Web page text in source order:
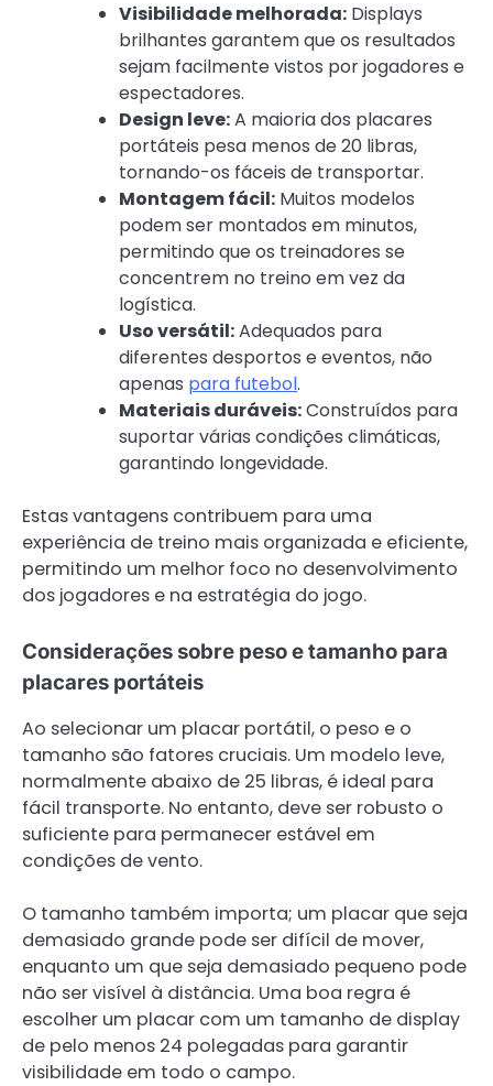
Visibilidade melhorada: Displays
brilhantes garantem que os resultados
sejam facilmente vistos por jogadores e
espectadores.
Design leve:A maioria dos placares
portáteis pesa menos de 20 libras,
tornando-os fáceis de transportar.
Montagem fácil: Muitos modelos
podem ser montados em minutos,
permitindo que os treinadores se
concentrem no treino em vez da
logística.
Uso versátil:Adequados para
diferentes desportos e eventos, não
apenas para futebol.
Materiais duráveis:Construídos para
suportar várias condições climáticas,
garantindo longevidade.
Estas vantagens contribuem para uma
experiência de treino mais organizada e eficiente,
permitindo um melhor foco no desenvolvimento
dos jogadores e na estratégia do jogo.
Considerações sobre peso e tamanho para
placares portáteis
Ao selecionar um placar portátil, o peso e o
tamanho são fatores cruciais. Um modelo leve,
normalmente abaixo de 25 libras, é ideal para
fácil transporte. No entanto, deve ser robusto o
suficiente para permanecer estável em
condições de vento.
O tamanho também importa; um placar que seja
demasiado grande pode ser difícil de mover,
enquanto um que seja demasiado pequeno pode
não ser visível à distância. Uma boa regra é
escolher um placar com um tamanho de display
de pelo menos 24 polegadas para garantir
visibilidade em todo o campo.